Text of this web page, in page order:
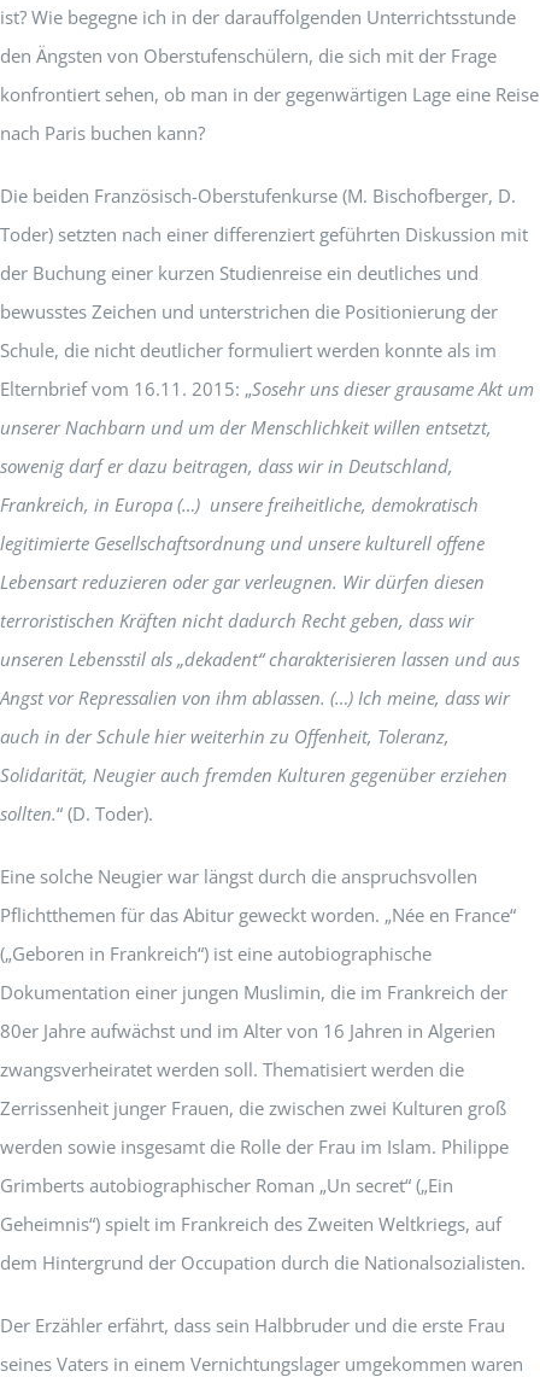
ist? Wie begegne ich in der darauffolgenden Unterrichtsstunde
den Ängsten von Oberstufenschülern, die sich mit der Frage
konfrontiert sehen, ob man in der gegenwärtigen Lage eine Reise
nach Paris buchen kann?
Die beiden Französisch-Oberstufenkurse (M. Bischofberger, D.
Toder) setzten nach einer differenziert geführten Diskussion mit
der Buchung einer kurzen Studienreise ein deutliches und
bewusstes Zeichen und unterstrichen die Positionierung der
Schule, die nicht deutlicher formuliert werden konnte als im
Elternbrief vom 16.11. 2015: „Sosehr uns dieser grausame Akt um
unserer Nachbarn und um der Menschlichkeit willen entsetzt,
sowenig darf er dazu beitragen, dass wir in Deutschland,
Frankreich, in Europa (…) unsere freiheitliche, demokratisch
legitimierte Gesellschaftsordnung und unsere kulturell offene
Lebensart reduzieren oder gar verleugnen. Wir dürfen diesen
terroristischen Kräften nicht dadurch Recht geben, dass wir
unseren Lebensstil als „dekadent“ charakterisieren lassen und aus
Angst vor Repressalien von ihm ablassen. (…) Ich meine, dass wir
auch in der Schule hier weiterhin zu Offenheit, Toleranz,
Solidarität, Neugier auch fremden Kulturen gegenüber erziehen
sollten.“ (D. Toder).
Eine solche Neugier war längst durch die anspruchsvollen
Pflichtthemen für das Abitur geweckt worden. „Née en France“
(„Geboren in Frankreich“) ist eine autobiographische
Dokumentation einer jungen Muslimin, die im Frankreich der
80er Jahre aufwächst und im Alter von 16 Jahren in Algerien
zwangsverheiratet werden soll. Thematisiert werden die
Zerrissenheit junger Frauen, die zwischen zwei Kulturen groß
werden sowie insgesamt die Rolle der Frau im Islam. Philippe
Grimberts autobiographischer Roman „Un secret“ („Ein
Geheimnis“) spielt im Frankreich des Zweiten Weltkriegs, auf
dem Hintergrund der Occupation durch die Nationalsozialisten.
Der Erzähler erfährt, dass sein Halbbruder und die erste Frau
seines Vaters in einem Vernichtungslager umgekommen waren